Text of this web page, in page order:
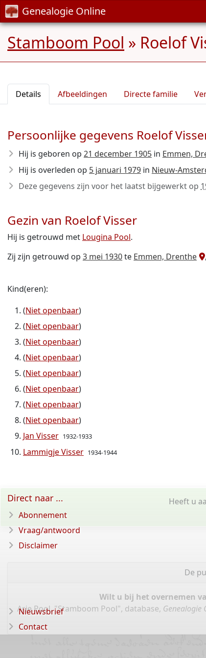
Genealogie Online
Stamboom Pool » Roelof
Details Afbeeldingen Directe familie
Persoonlijke gegevens Roelof
Hij is geboren op 21 december 1905 in Emmen,
Hij is overleden op 5 januari 1979 in Nieuw-
Deze gegevens zijn voor het laatst bijgewerkt op
Gezin van Roelof Visser
Hij is getrouwd met Lougina Pool.
Zij zijn getrouwd op 3 mei 1930te Emmen, Drenthe
Kind(eren):
(Niet openbaar)
(Niet openbaar)
(Niet openbaar)
(Niet openbaar)
(Niet openbaar)
(Niet openbaar)
(Niet openbaar)
(Niet openbaar)
Jan Visser 1932-1933
Lammigje Visser 1934-1944
Heeft u
De
Wilt u bij het overnemen
Arie Pool, "Stamboom Pool", database, Genealogie
Direct naar ...
Abonnement
Vraag/antwoord
Disclaimer
Nieuwsbrief
Contact